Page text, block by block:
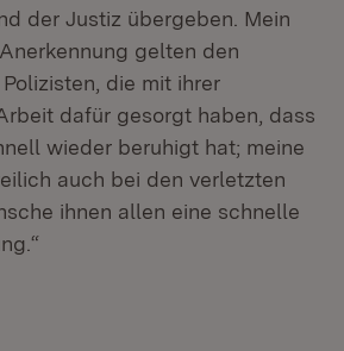
der Justiz übergeben. Mein
gelten den
die mit ihrer
dafür gesorgt haben, dass
wieder beruhigt hat; meine
auch bei den verletzten
ihnen allen eine schnelle